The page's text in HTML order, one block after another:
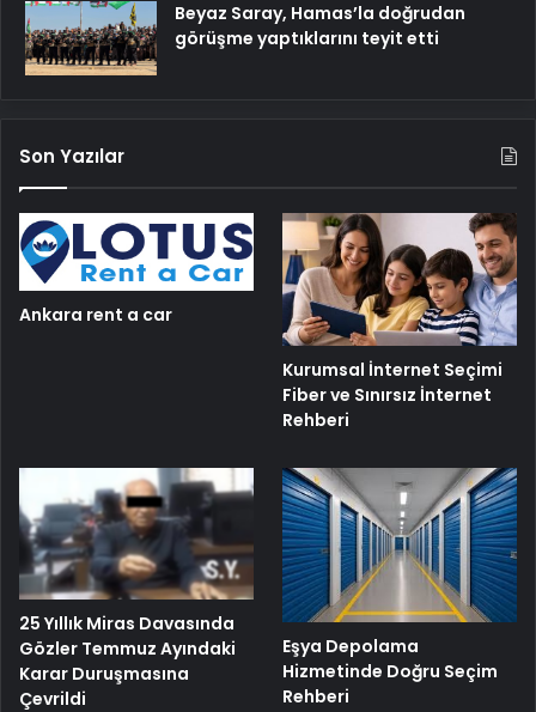
Beyaz Saray, Hamas’la doğrudan
görüşme yaptıklarını teyit etti
Son Yazılar
Ankara rent a car
Kurumsal İnternet Seçimi
Fiber ve Sınırsız İnternet
Rehberi
25 Yıllık Miras Davasında
Gözler Temmuz Ayındaki
Karar Duruşmasına
Çevrildi
Eşya Depolama
Hizmetinde Doğru Seçim
Rehberi